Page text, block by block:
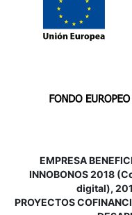
EMPRESA
INNOBONOS 2018
digital),
PROYECTOS